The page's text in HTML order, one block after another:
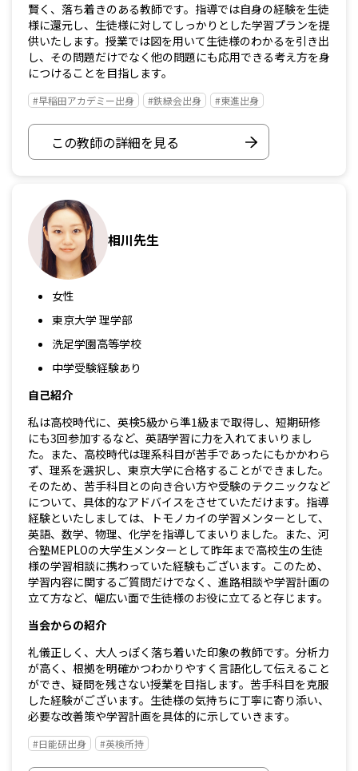
賢く、落ち着きのある教師です。指導では自身の経験を生徒
様に還元し、生徒様に対してしっかりとした学習プランを提
供いたします。授業では図を用いて生徒様のわかるを引き出
し、その問題だけでなく他の問題にも応用できる考え方を身
につけることを目指します。
#早稲田アカデミー出身 #鉄緑会出身 #東進出身
この教師の詳細を見る
相川先生
女性
東京大学 理学部
洗足学園高等学校
中学受験経験あり
自己紹介
私は高校時代に、英検5級から準1級まで取得し、短期研修
にも3回参加するなど、英語学習に力を入れてまいりまし
た。また、高校時代は理系科目が苦手であったにもかかわら
ず、理系を選択し、東京大学に合格することができました。
そのため、苦手科目との向き合い方や受験のテクニックなど
について、具体的なアドバイスをさせていただけます。指導
経験といたしましては、トモノカイの学習メンターとして、
英語、数学、物理、化学を指導してまいりました。また、河
合塾MEPLOの大学生メンターとして昨年まで高校生の生徒
様の学習相談に携わっていた経験もございます。このため、
学習内容に関するご質問だけでなく、進路相談や学習計画の
立て方など、幅広い面で生徒様のお役に立てると存じます。
当会からの紹介
礼儀正しく、大人っぽく落ち着いた印象の教師です。分析力
が高く、根拠を明確かつわかりやすく言語化して伝えること
ができ、疑問を残さない授業を目指します。苦手科目を克服
した経験がございます。生徒様の気持ちに丁寧に寄り添い、
必要な改善策や学習計画を具体的に示していきます。
#日能研出身 #英検所持